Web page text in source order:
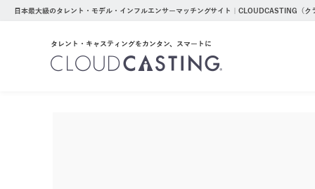
日本最大級のタレント・モデル・インフルエンサーマッチングサイト｜CLOUDCASTING（ク
タレント・キャスティングをカンタン、スマートに